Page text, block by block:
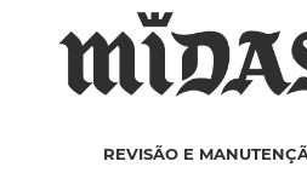
REVISÃO E